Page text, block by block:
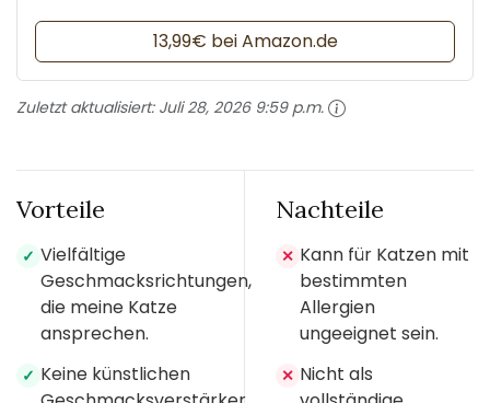
13,99€ bei Amazon.de
Zuletzt aktualisiert: Juli 28, 2026 9:59 p.m.
Vorteile
✓ Vielfältige
Geschmacksrichtungen,
die meine Katze
ansprechen.
✓ Keine künstlichen
Nachteile
✕ Kann für Katzen mit
bestimmten
Allergien
ungeeignet sein.
✕ Nicht als